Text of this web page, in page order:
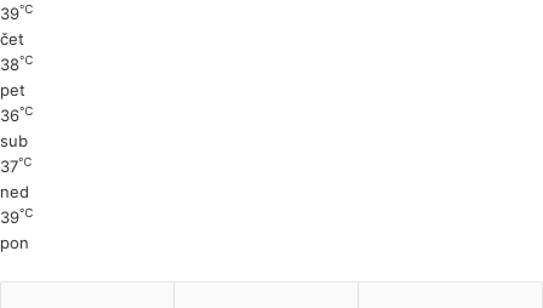
39℃
čet
38℃
pet
36℃
sub
37℃
ned
39℃
pon